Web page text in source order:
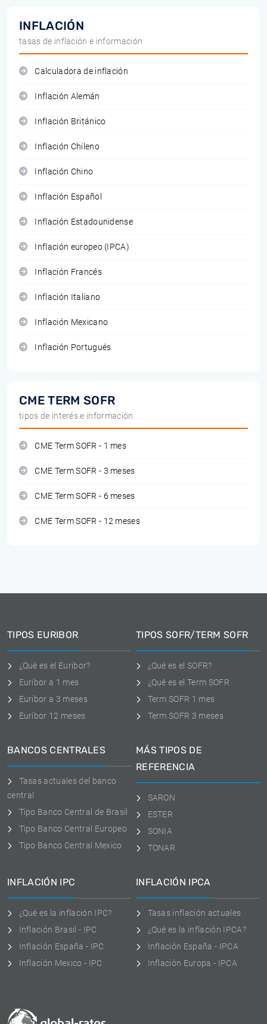
INFLACIÓN
tasas de inflación e información
Calculadora de inflación
Inflación Alemán
Inflación Británico
Inflación Chileno
Inflación Chino
Inflación Español
Inflación Estadounidense
Inflación europeo (IPCA)
Inflación Francés
Inflación Italiano
Inflación Mexicano
Inflación Portugués
CME TERM SOFR
tipos de interés e información
CME Term SOFR - 1 mes
CME Term SOFR - 3 meses
CME Term SOFR - 6 meses
CME Term SOFR - 12 meses
TIPOS EURIBOR
¿Qué es el Euribor?
Euribor a 1 mes
Euribor a 3 meses
Euríbor 12 meses
TIPOS SOFR/TERM SOFR
¿Qué es el SOFR?
¿Qué es el Term SOFR
Term SOFR 1 mes
Term SOFR 3 meses
BANCOS CENTRALES
Tasas actuales del banco
central
Tipo Banco Central de Brasil
Tipo Banco Central Europeo
Tipo Banco Central Mexico
MÁS TIPOS DE
REFERENCIA
SARON
ESTER
SONIA
TONAR
INFLACIÓN IPC
¿Qué es la inflación IPC?
Inflación Brasil - IPC
Inflación España - IPC
Inflación Mexico - IPC
INFLACIÓN IPCA
Tasas inflación actuales
¿Qué es la inflación IPCA?
Inflación España - IPCA
Inflación Europa - IPCA